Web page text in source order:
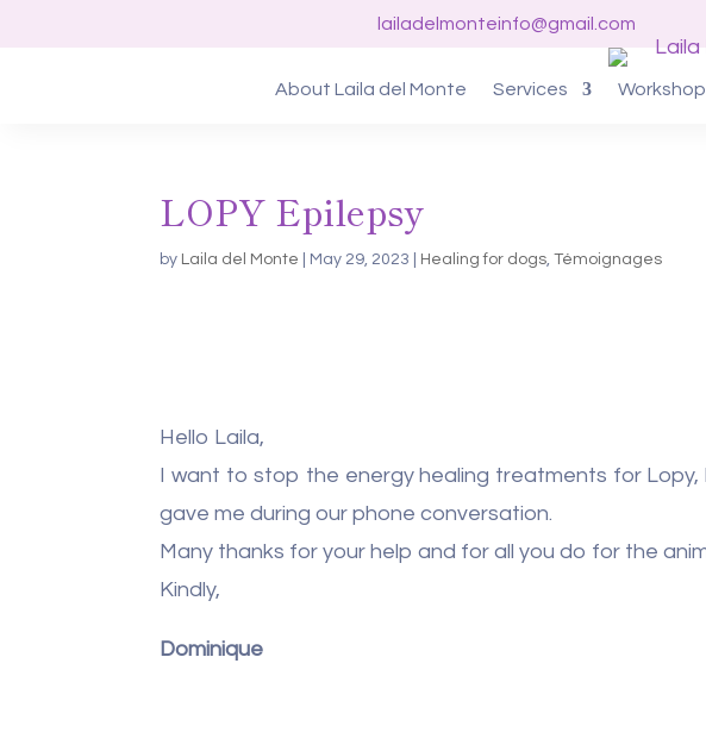
lailadelmonteinfo@gmail.com
About Laila del Monte Services
LOPY Epilepsy
by Laila del Monte May 29, 2023 Healing for dogs,Témoignages
Hello Laila,
I want to stop the energy healing treatments for
gave me during our phone conversation.
Many thanks for your help and for all you do for the
Kindly,
Dominique